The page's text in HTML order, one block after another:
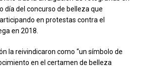
día del concurso de belleza que
en protestas contra el
en 2018.
la reivindicaron como “un símbolo de
en el certamen de belleza